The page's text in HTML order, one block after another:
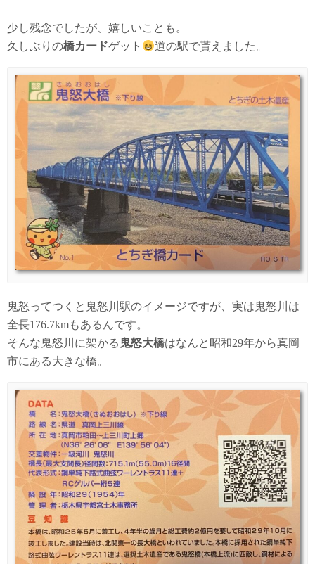
少し残念でしたが、嬉しいことも。
久しぶりの橋カードゲット 道の駅で貰えました。
鬼怒ってつくと鬼怒川駅のイメージですが、実は鬼怒川は
全長176.7kmもあるんです。
そんな鬼怒川に架かる 鬼怒大橋はなんと昭和29年から真岡
市にある大きな橋。